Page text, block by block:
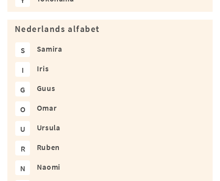
Nederlands alfabet
S Samira
I Iris
G Guus
O Omar
U Ursula
R Ruben
N Naomi